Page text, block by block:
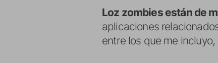
Loz zombies están de
aplicaciones
entre los que me